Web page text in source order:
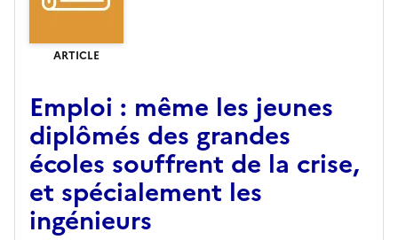
ARTICLE
Emploi : même les jeunes
diplômés des grandes
écoles souffrent de la crise,
et spécialement les
ingénieurs